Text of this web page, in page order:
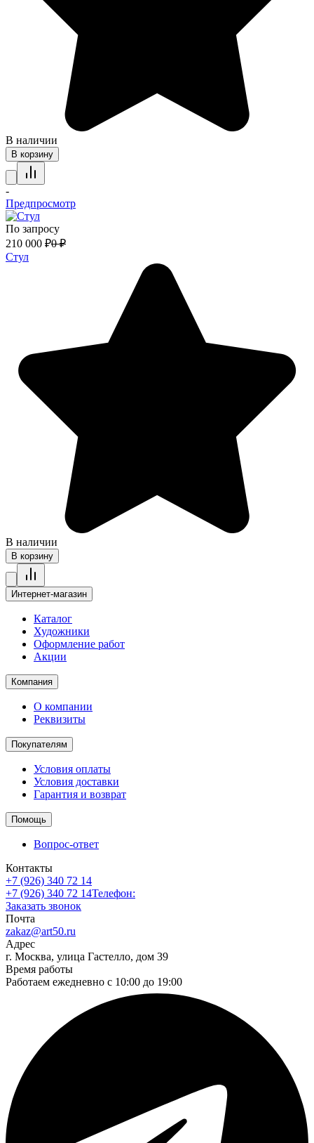
В наличии
В корзину
-
Предпросмотр
По запросу
210 000 ₽0 ₽
Стул
В наличии
В корзину
Интернет-магазин
Каталог
Художники
Оформление работ
Акции
Компания
О компании
Реквизиты
Покупателям
Условия оплаты
Условия доставки
Гарантия и возврат
Помощь
Вопрос-ответ
Контакты
+7 (926) 340 72 14
+7 (926) 340 72 14Телефон:
Заказать звонок
Почта
zakaz@art50.ru
Адрес
г. Москва, улица Гастелло, дом 39
Время работы
Работаем ежедневно с 10:00 до 19:00